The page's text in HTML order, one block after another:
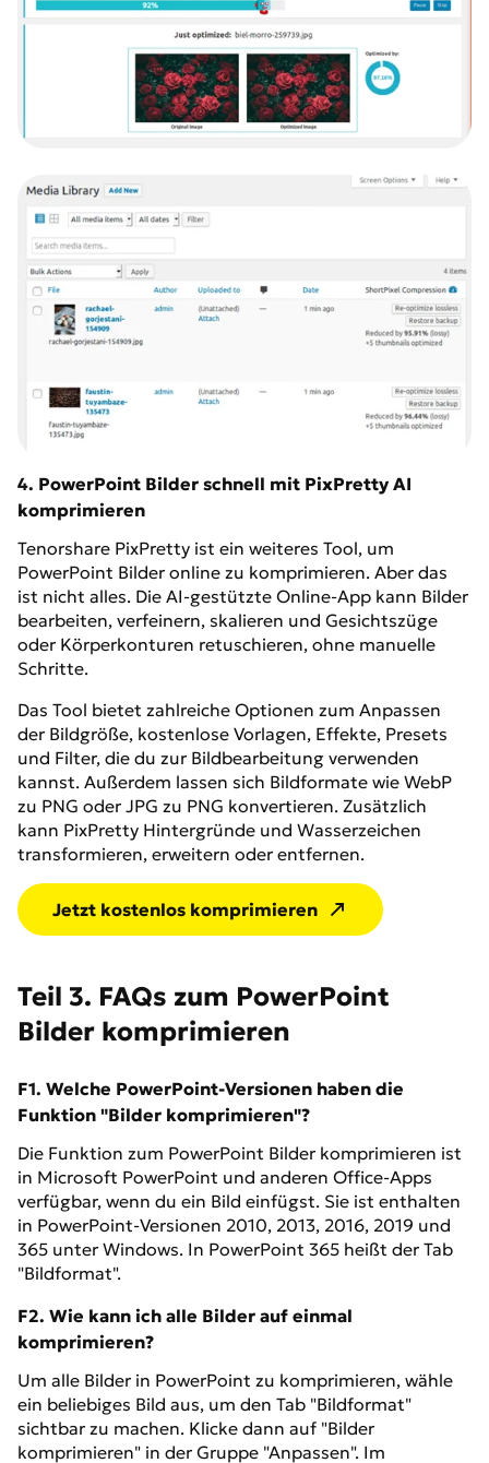
4. PowerPoint Bilder schnell mit PixPretty AI
komprimieren
Tenorshare PixPretty ist ein weiteres Tool, um
PowerPoint Bilder online zu komprimieren. Aber das
ist nicht alles. Die AI-gestützte Online-App kann Bilder
bearbeiten, verfeinern, skalieren und Gesichtszüge
oder Körperkonturen retuschieren, ohne manuelle
Schritte.
Das Tool bietet zahlreiche Optionen zum Anpassen
der Bildgröße, kostenlose Vorlagen, Effekte, Presets
und Filter, die du zur Bildbearbeitung verwenden
kannst. Außerdem lassen sich Bildformate wie WebP
zu PNG oder JPG zu PNG konvertieren. Zusätzlich
kann PixPretty Hintergründe und Wasserzeichen
transformieren, erweitern oder entfernen.
Jetzt kostenlos komprimieren
Teil 3. FAQs zum PowerPoint
Bilder komprimieren
F1. Welche PowerPoint-Versionen haben die
Funktion "Bilder komprimieren"?
Die Funktion zum PowerPoint Bilder komprimieren ist
in Microsoft PowerPoint und anderen Office-Apps
verfügbar, wenn du ein Bild einfügst. Sie ist enthalten
in PowerPoint-Versionen 2010, 2013, 2016, 2019 und
365 unter Windows. In PowerPoint 365 heißt der Tab
"Bildformat".
F2. Wie kann ich alle Bilder auf einmal
komprimieren?
Um alle Bilder in PowerPoint zu komprimieren, wähle
ein beliebiges Bild aus, um den Tab "Bildformat"
sichtbar zu machen. Klicke dann auf "Bilder
komprimieren" in der Gruppe "Anpassen". Im